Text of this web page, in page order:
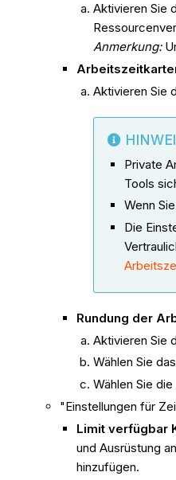
Aktivieren Sie
Anmerkung:
Aktivieren Sie
Private
Tools
Wenn
Die
Rundung der
Aktivieren Sie
Wählen Sie das
Wählen Sie die
"Einstellungen für
Limit verfügbar
und Ausrüstung
hinzufügen.